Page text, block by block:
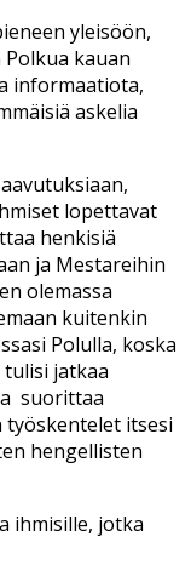
yleisöön,
kauan
informaatiota,
askelia
lopettavat
henkisiä
ja Mestareihin
olemassa
kuitenkin
Polulla, koska
jatkaa
suorittaa
työskentelet itsesi
hengellisten
ihmisille, jotka